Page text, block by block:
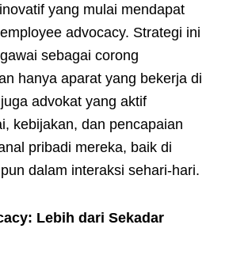
yang mulai mendapat
advocacy. Strategi ini
sebagai corong
hanya aparat yang bekerja di
advokat yang aktif
kebijakan, dan pencapaian
pribadi mereka, baik di
dalam interaksi sehari-hari.
Lebih dari Sekadar